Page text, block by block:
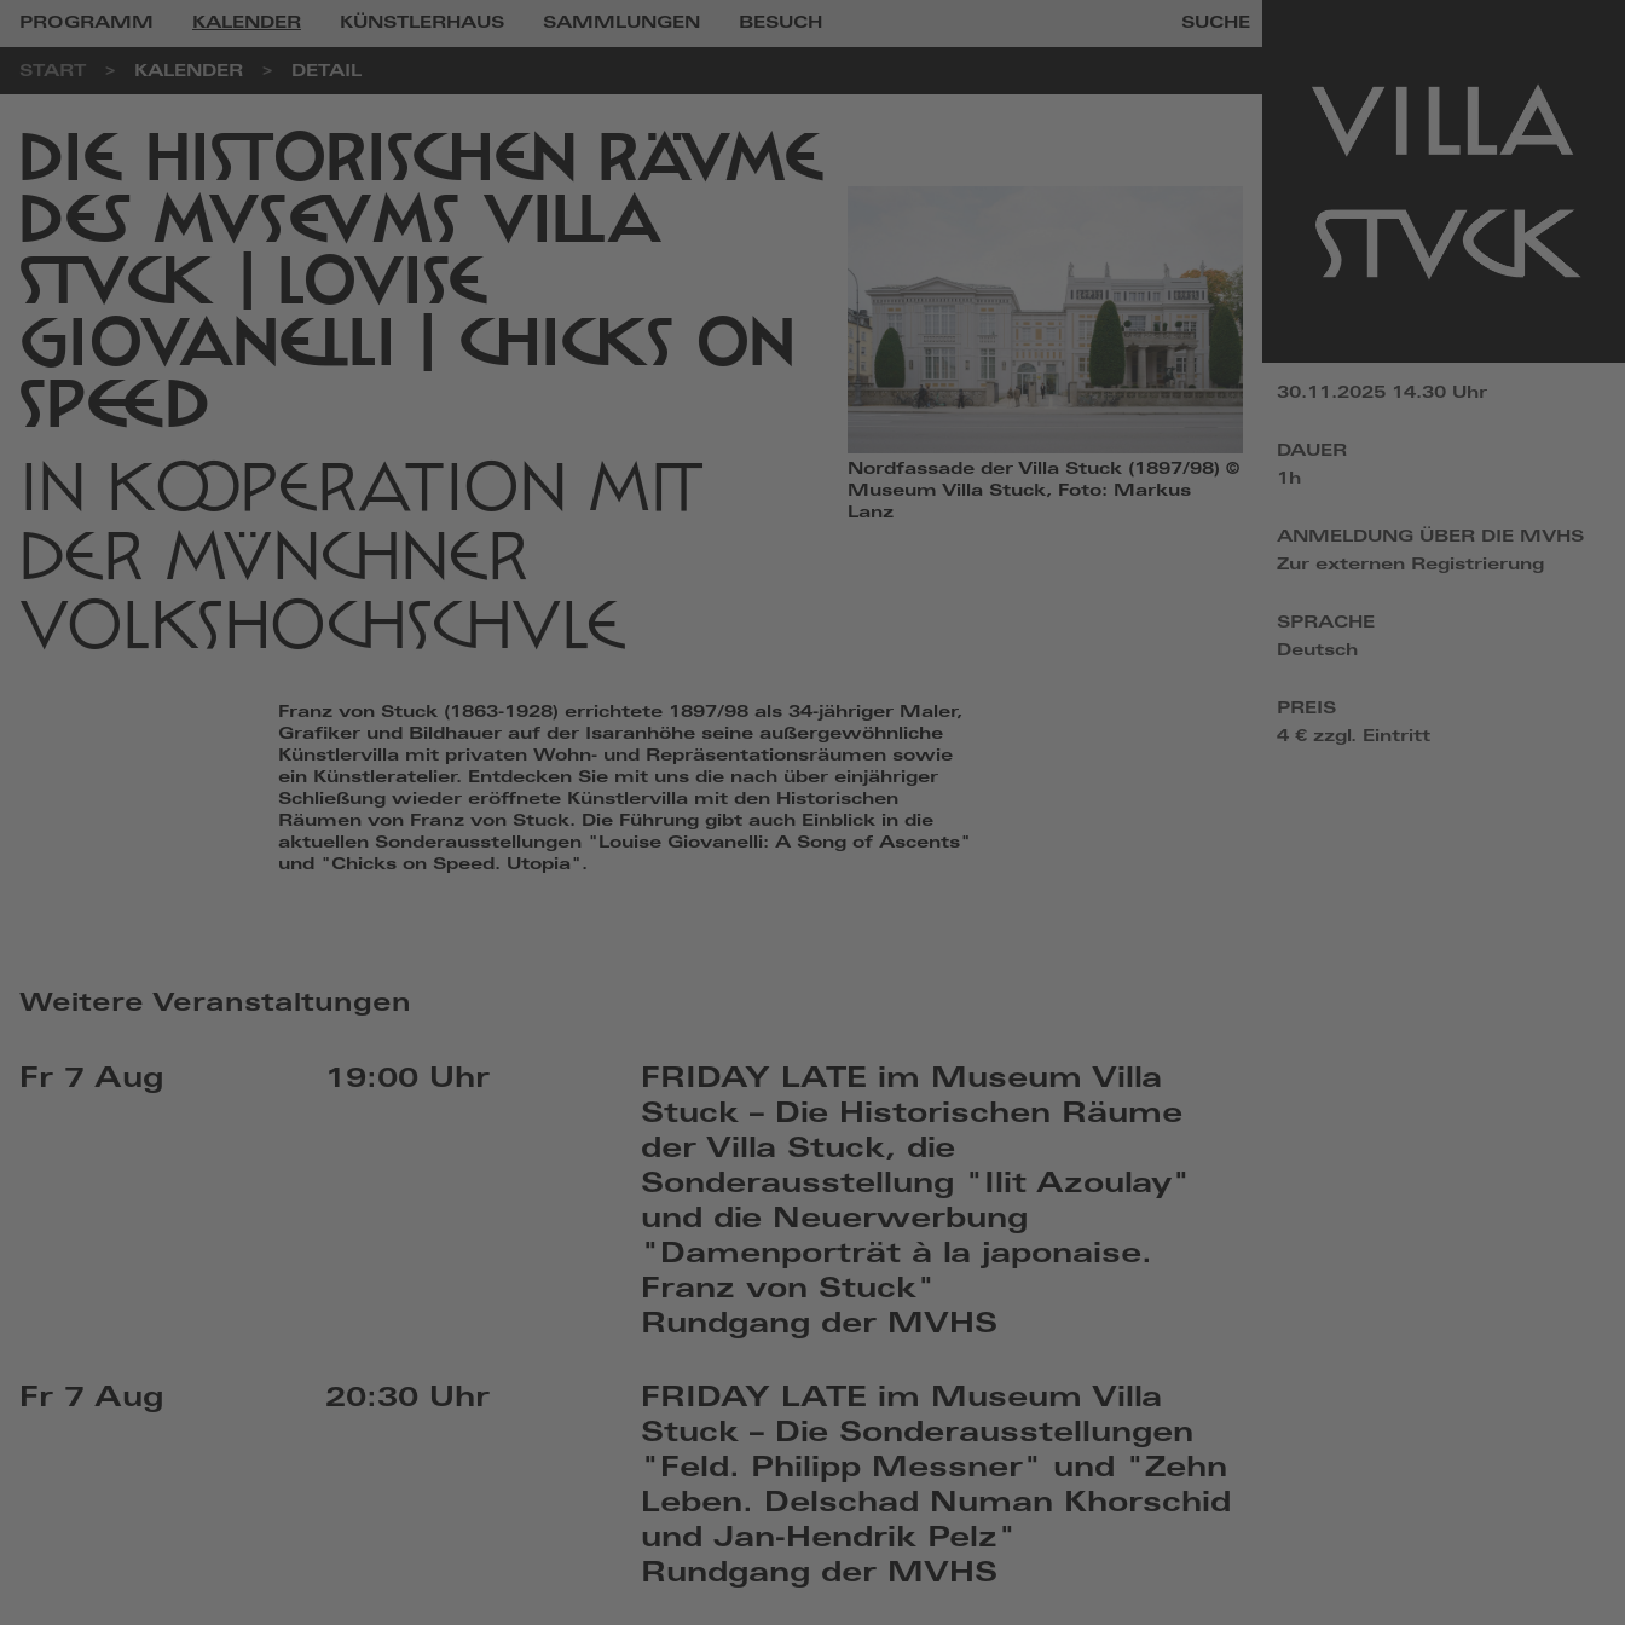
PROGRAMM KALENDER KÜNSTLERHAUS SAMMLUNGEN BESUCH SUCHE
START KALENDER DETAIL
DIE HISTORISCHEN RÄUME
DES MUSEUMS VILLA
STUCK | LOUISE
GIOVANELLI | CHICKS ON
SPEED
IN KOOPERATION MIT
DER MÜNCHNER
VOLKSHOCHSCHULE
Nordfassade der Villa Stuck (1897/98) ©
Museum Villa Stuck, Foto: Markus
Lanz
Franz von Stuck (1863-1928) errichtete 1897/98 als 34-jähriger Maler,
Grafiker und Bildhauer auf der Isaranhöhe seine außergewöhnliche
Künstlervilla mit privaten Wohn- und Repräsentationsräumen sowie
ein Künstleratelier. Entdecken Sie mit uns die nach über einjähriger
Schließung wieder eröffnete Künstlervilla mit den Historischen
Räumen von Franz von Stuck. Die Führung gibt auch Einblick in die
aktuellen Sonderausstellungen "Louise Giovanelli: A Song of Ascents"
und "Chicks on Speed. Utopia".
Weitere Veranstaltungen
Fr 7 Aug 19:00 Uhr
FRIDAY LATE im Museum Villa
Stuck – Die Historischen Räume
der Villa Stuck, die
Sonderausstellung "Ilit Azoulay"
und die Neuerwerbung
"Damenporträt à la japonaise.
Franz von Stuck"
Rundgang der MVHS
Aug
7
2026,
19:08
Fr 7 Aug 20:30 Uhr
FRIDAY LATE im Museum Villa
Stuck – Die Sonderausstellungen
"Feld. Philipp Messner" und "Zehn
Leben. Delschad Numan Khorschid
und Jan-Hendrik Pelz"
Rundgang der MVHS
Startseite
30.11.2025 14.30 Uhr
DAUER
1h
ANMELDUNG ÜBER DIE MVHS
Zur externen Registrierung
SPRACHE
Deutsch
PREIS
4 € zzgl. Eintritt